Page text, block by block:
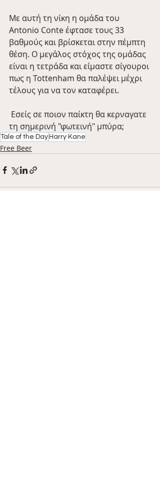
Με αυτή τη νίκη η ομάδα του
Antonio Conte έφτασε τους 33
βαθμούς και βρίσκεται στην πέμπτη
θέση. Ο μεγάλος στόχος της ομάδας
είναι η τετράδα και είμαστε σίγουροι
πως η Tottenham θα παλέψει μέχρι
τέλους για να τον καταφέρει.
τη σημερινή "φωτεινή" μπύρα;
Tale of the DayHarry Kane
Free Beer